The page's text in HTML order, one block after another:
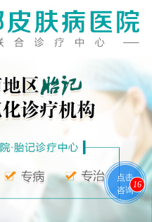
16
点击
咨询